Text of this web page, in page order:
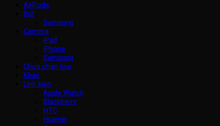
AirPods
Bút
Samsung
Camera
iPad
iPhone
Samsung
Chưa phân loại
Khác
Linh kiện
Apple Watch
Blackberry
HTC
Huawei